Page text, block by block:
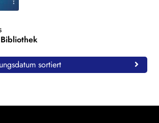
sortiert